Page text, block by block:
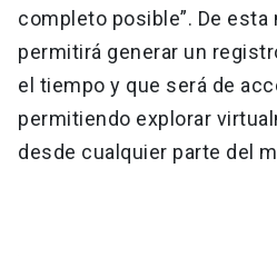
completo posible”. De esta
permitirá generar un
el tiempo y que será de
permitiendo explorar
desde cualquier parte del